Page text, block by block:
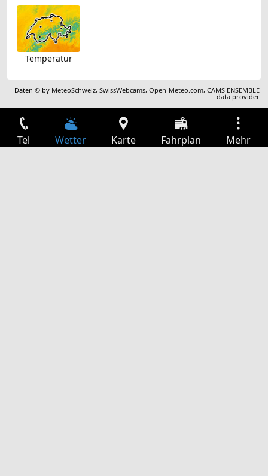
Temperatur
Daten © by MeteoSchweiz,SwissWebcams,Open-Meteo.com,CAMS ENSEMBLE
data provider
Tel Wetter Karte Fahrplan Mehr